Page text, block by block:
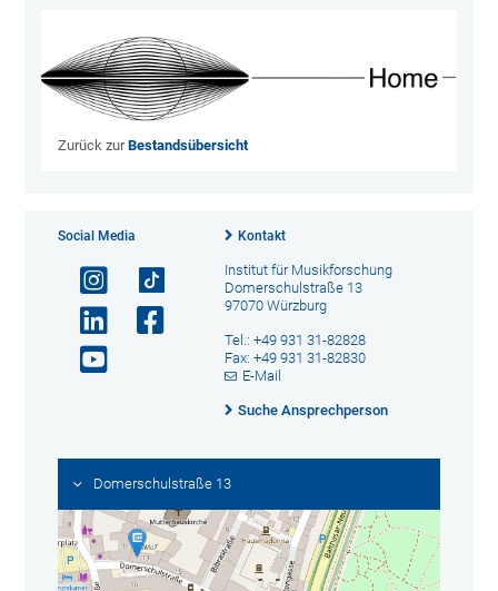
Zurück zurBestandsübersicht
Social Media Kontakt
Institut für Musikforschung
Domerschulstraße 13
97070 Würzburg
Tel.: +49 931 31-82828
Fax: +49 931 31-82830
E-Mail
Suche Ansprechperson
Domerschulstraße 13